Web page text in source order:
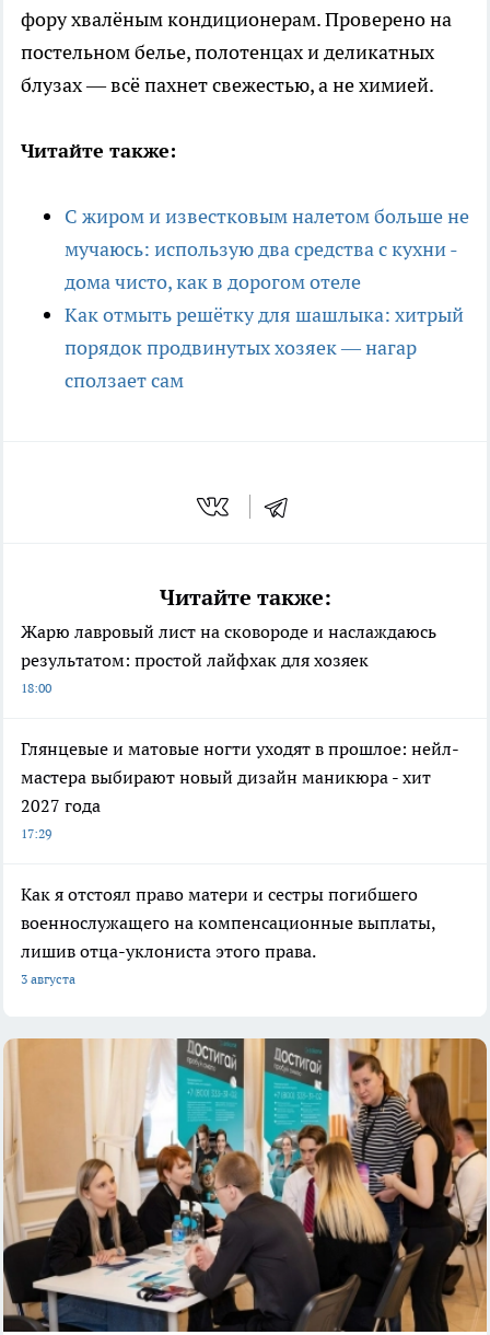
фору хвалёным кондиционерам. Проверено на
постельном белье, полотенцах и деликатных
блузах — всё пахнет свежестью, а не химией.
Читайте также:
С жиром и известковым налетом больше не
мучаюсь: использую два средства с кухни -
дома чисто, как в дорогом отеле
Как отмыть решётку для шашлыка: хитрый
порядок продвинутых хозяек — нагар
сползает сам
Читайте также:
Жарю лавровый лист на сковороде и наслаждаюсь
результатом: простой лайфхак для хозяек
18:00
Глянцевые и матовые ногти уходят в прошлое: нейл-
мастера выбирают новый дизайн маникюра - хит
2027 года
17:29
Как я отстоял право матери и сестры погибшего
военнослужащего на компенсационные выплаты,
лишив отца-уклониста этого права.
3 августа